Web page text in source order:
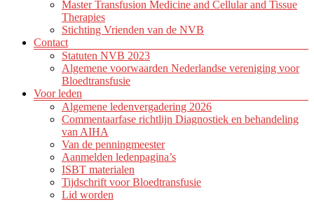
Master Transfusion Medicine and Cellular and Tissue
Therapies
Stichting Vrienden van de NVB
Contact
Statuten NVB 2023
Algemene voorwaarden Nederlandse vereniging voor
Bloedtransfusie
Voor leden
Algemene ledenvergadering 2026
Commentaarfase richtlijn Diagnostiek en behandeling
van AIHA
Van de penningmeester
Aanmelden ledenpagina’s
ISBT materialen
Tijdschrift voor Bloedtransfusie
Lid worden